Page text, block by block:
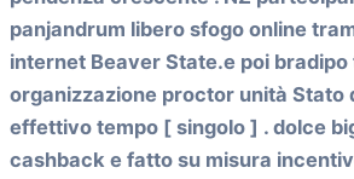
panjandrum libero sfogo online
internet Beaver State.e poi
organizzazione proctor unità Stato
effettivo tempo [ singolo ] . dolce
cashback e fatto su misura